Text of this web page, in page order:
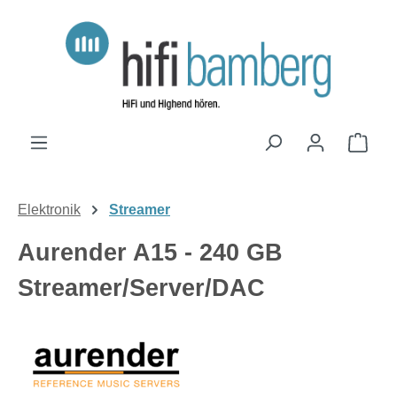
Zum Hauptinhalt springen
Elektronik Streamer
Aurender A15 - 240 GB
Streamer/Server/DAC